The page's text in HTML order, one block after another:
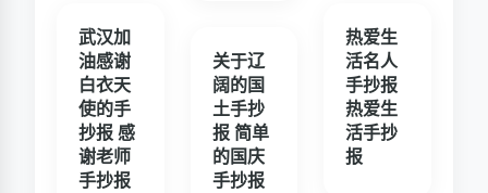
武汉加
油感谢
白衣天
使的手
抄报 感
谢老师
手抄报
关于辽
阔的国
土手抄
报 简单
的国庆
手抄报
热爱生
活名人
手抄报
热爱生
活手抄
报